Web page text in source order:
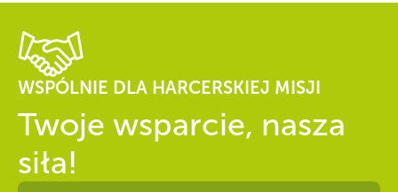
WSPÓLNIE DLA HARCERSKIEJ MISJI
Twoje wsparcie, nasza
siła!